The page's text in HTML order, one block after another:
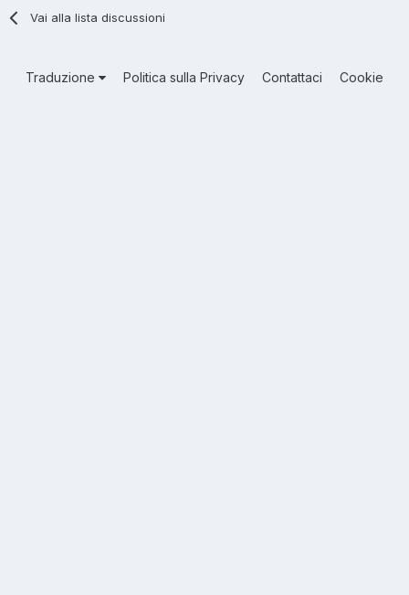
Vai alla lista discussioni
Traduzione Politica sulla Privacy Contattaci Cookie